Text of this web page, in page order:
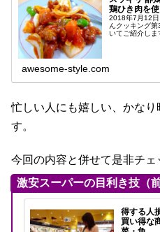
鶏ひき肉を
2018年7月12日
んクッキング
いてご紹介しま
awesome-style.com
忙しい人にも嬉しい、かな
す。
今回の内容と併せて是非チェ
激安スーパーの目利き技（
得する人
買い得な